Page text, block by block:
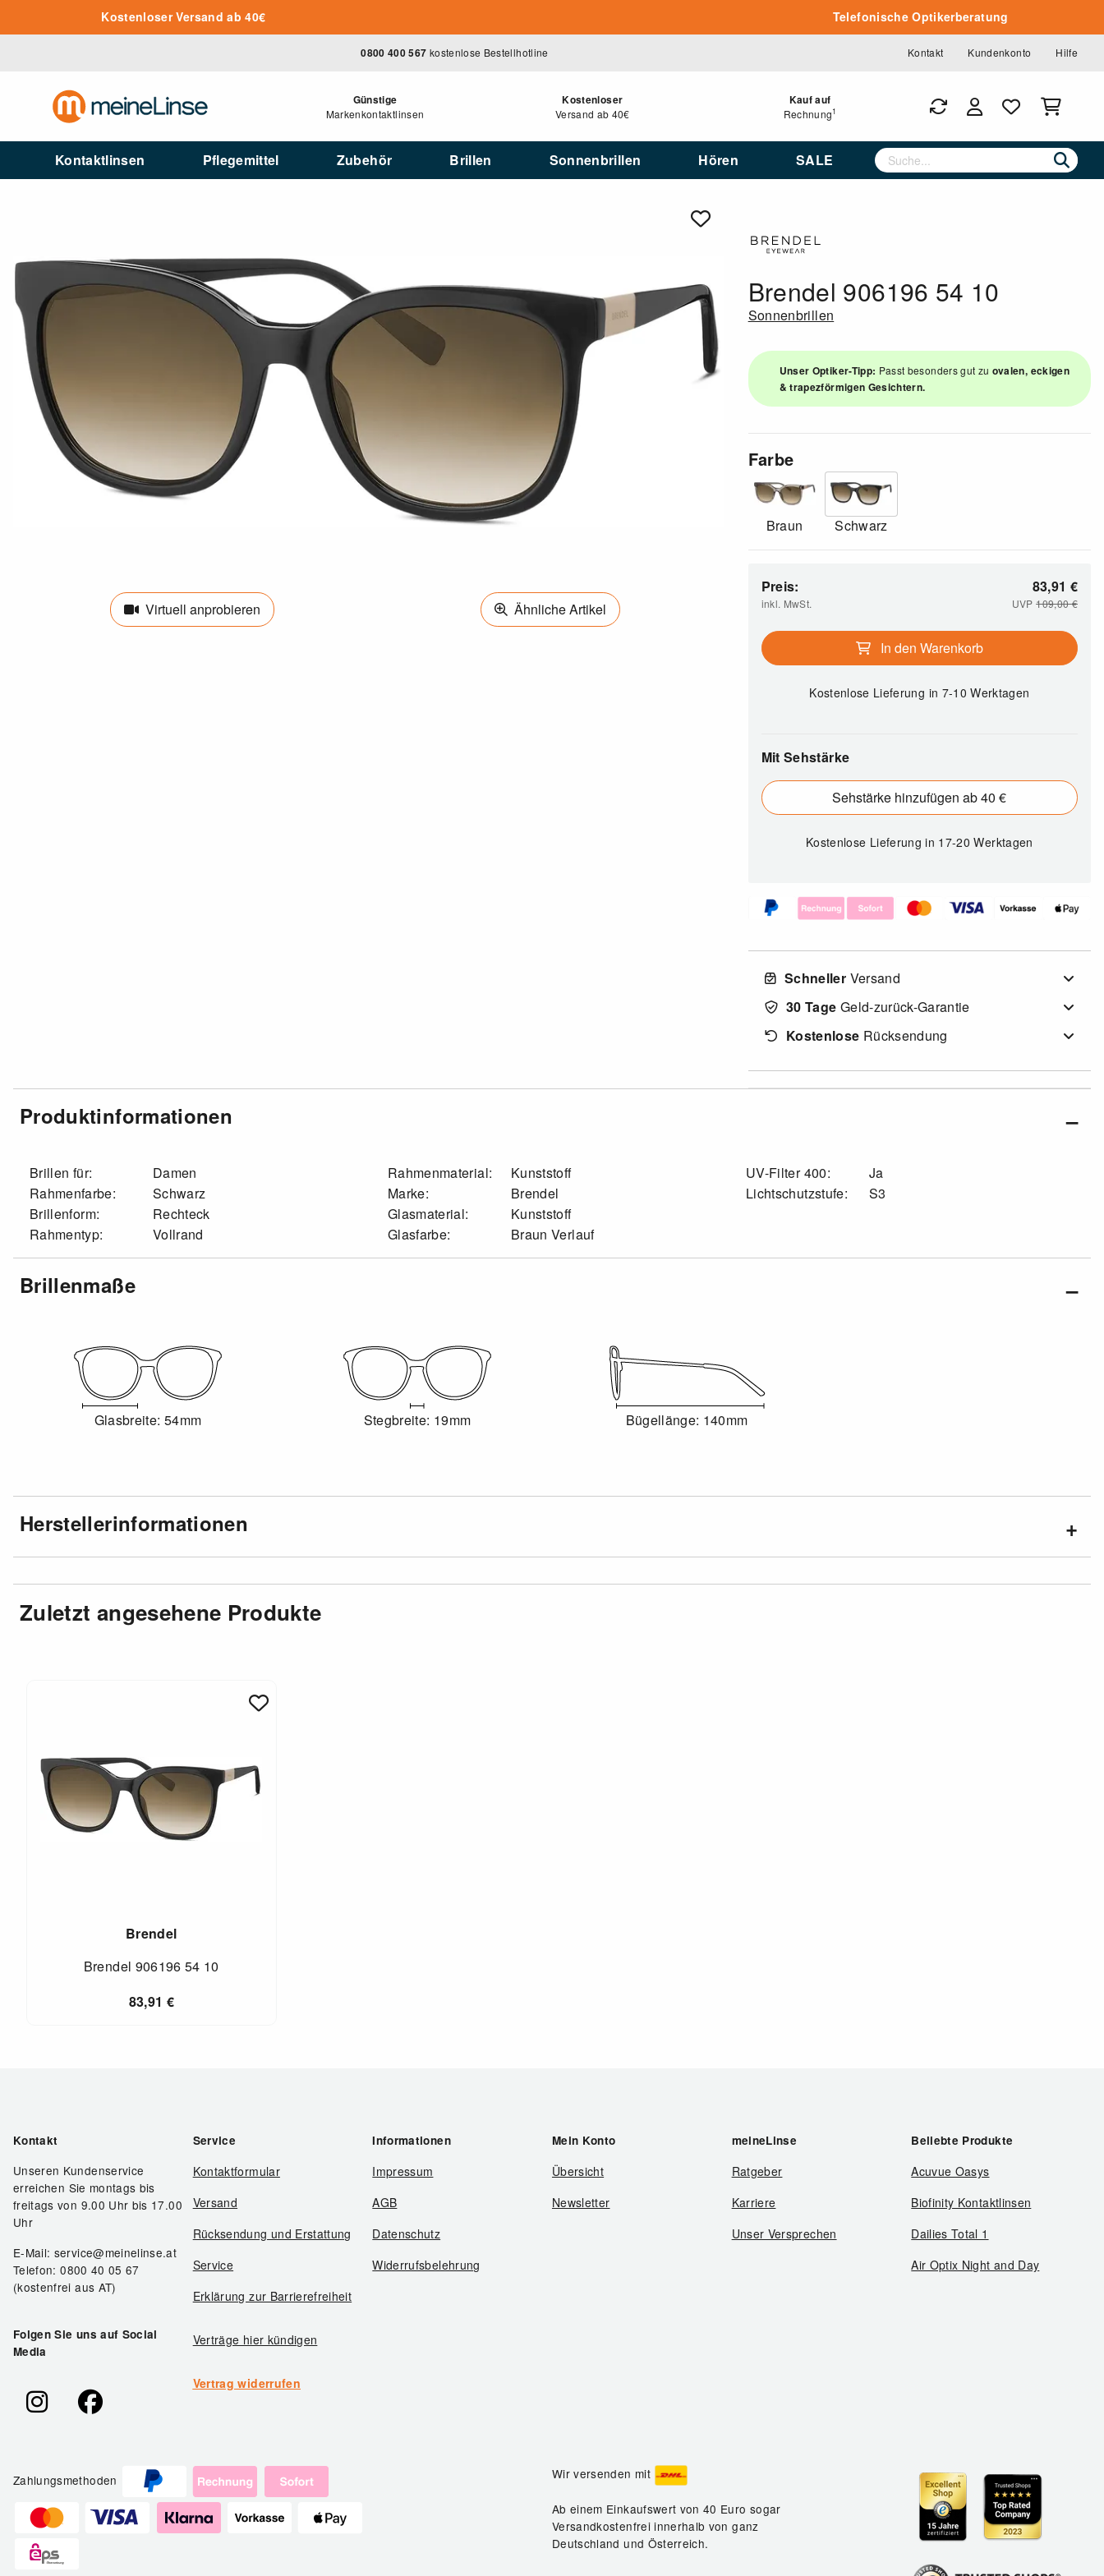
Zum Hauptinhalt springenKostenloser Versand ab 40€ Telefonische Optikerberatung
0800 400 567 kostenlose Bestellhotline Kontakt Kundenkonto Hilfe
Günstige
Markenkontaktlinsen
Kostenloser
Versand ab 40€
Kauf auf
Rechnung1
Kontaktlinsen Pflegemittel Zubehör Brillen Sonnenbrillen Hören SALE
Virtuell anprobieren Ähnliche Artikel
Brendel 906196 54 10
Sonnenbrillen
Unser Optiker-Tipp: Passt besonders gut zu ovalen, eckigen
& trapezförmigen Gesichtern.
Farbe
Braun Schwarz
Preis:
inkl. MwSt.
83,91 €
UVP109,00€
In den Warenkorb
Kostenlose Lieferung in 7-10 Werktagen
Mit Sehstärke
Sehstärke hinzufügen ab 40 €
Kostenlose Lieferungin 17-20 Werktagen
Schneller Versand
30 Tage Geld-zurück-Garantie
Kostenlose Rücksendung
Produktinformationen
Brillen für:
Damen
Rahmenfarbe:
Schwarz
Brillenform:
Rechteck
Rahmentyp:
Vollrand
Rahmenmaterial:
Kunststoff
Marke:
Brendel
Glasmaterial:
Kunststoff
Glasfarbe:
Braun Verlauf
UV-Filter 400:
Ja
Lichtschutzstufe:
S3
Brillenmaße
Glasbreite: 54mm Stegbreite: 19mm Bügellänge: 140mm
Herstellerinformationen
Zuletzt angesehene Produkte
Brendel
Brendel 906196 54 10
83,91 €
Kontakt
Unseren Kundenservice
erreichen Sie montags bis
freitags von 9.00 Uhr bis 17.00
Uhr
E-Mail: service@meinelinse.at
Telefon: 0800 40 05 67
(kostenfrei aus AT)
Folgen Sie uns auf Social
Media
Service
Kontaktformular
Versand
Rücksendung und Erstattung
Service
Erklärung zur Barrierefreiheit
Verträge hier kündigen
Vertrag widerrufen
Informationen
Impressum
AGB
Datenschutz
Widerrufsbelehrung
Mein Konto
Übersicht
Newsletter
meineLinse
Ratgeber
Karriere
Unser Versprechen
Beliebte Produkte
Acuvue Oasys
Biofinity Kontaktlinsen
Dailies Total 1
Air Optix Night and Day
Zahlungsmethoden Wir versenden mit
Ab einem Einkaufswert von 40 Euro sogar
Versandkostenfrei innerhalb von ganz
Deutschland und Österreich.